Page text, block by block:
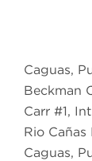
Caguas,
Beckman
Carr #1,
Rio
Caguas,